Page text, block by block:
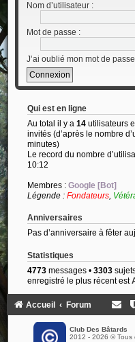
Nom d’utilisateur :
Mot de passe :
J’ai oublié mon mot de passe
Qui est en ligne
Au total il y a 14utilisateurs
invités (d’après le nombre
minutes)
Le record du nombre
10:12
Membres : Google [Bot]
Légende : Fondateurs,
Anniversaires
Pas d’anniversaire à fêter
Statistiques
4773messages • 3303
enregistré le plus récent est
Accueil Forum
Club Des Bâtards
2012 - 2026 © Tous